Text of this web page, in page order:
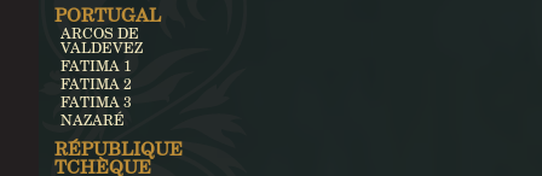
PORTUGAL
ARCOS DE
VALDEVEZ
FATIMA 1
FATIMA 2
FATIMA 3
NAZARÉ
RÉPUBLIQUE
TCHÈQUE